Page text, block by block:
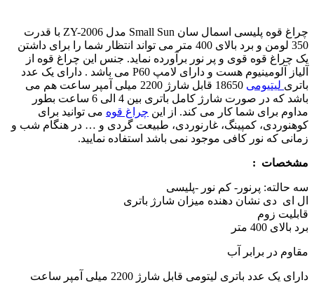
چراغ قوه پلیسی اسمال سان Small Sun مدل ZY-2006 با قدرت
350 لومن و برد بالای 400 متر می تواند انتظار شما را برای داشتن
یک چراغ قوه قوی و پر نور برآورده نماید. جنس این چراغ قوه از
آلیاز آلومینیوم هست و دارای لامپ P60 می باشد . دارای یک عدد
باتری لیتیومی
18650 قابل شارژ 2200 میلی آمپر ساعت هم می
باشد که در صورت شارژ کامل باتری بین 4 الی 6 ساعت بطور
مداوم برای شما کار می کند. از این چراغ قوه می توانید برای
کوهنوردی، کمپینگ، غارنوردی، طبیعت گردی و … در هنگام شب و
زمانی که نور کافی موجود نمی باشد استفاده نمایید.
مشخصات :
سه حالته: پرنور- کم نور -پلیسی
ال ای دی نشان دهنده میزان شارژ باتری
قابلیت زوم
برد بالای 400 متر
مقاوم در برابر آب
دارای یک عدد باتری لیتومی قابل شارژ 2200 میلی آمپر ساعت